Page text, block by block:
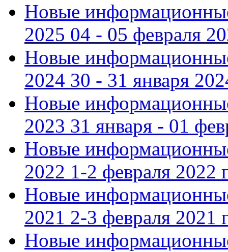
Новые
2025 04 - 05 февраля
Новые
2024 30 - 31 января
Новые
2023 31 января - 01
Новые
2022 1-2 февраля 2022
Новые
2021 2-3 февраля 2021
Новые